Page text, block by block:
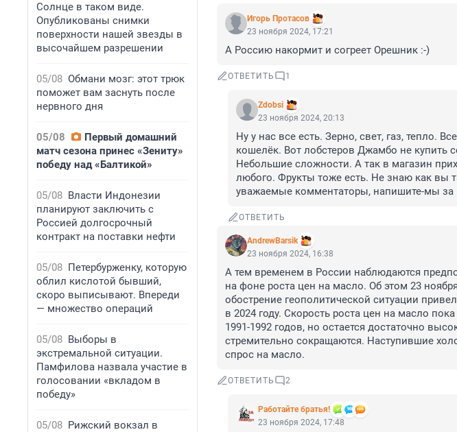
Солнце в таком виде.
Опубликованы снимки
поверхности нашей звезды в
высочайшем разрешении
05/08 Обмани мозг: этот трюк
поможет вам заснуть после
нервного дня
05/08
Первый домашний
матч сезона принес «Зениту»
победу над «Балтикой»
05/08 Власти Индонезии
планируют заключить с
Россией долгосрочный
контракт на поставки нефти
05/08 Петербурженку, которую
облил кислотой бывший,
скоро выписывают. Впереди
— множество операций
05/08 Выборы в
экстремальной ситуации.
Памфилова назвала участие в
голосовании «вкладом в
победу»
05/08 Рижский вокзал в
Игорь Протасов
23 ноября 2024, 17:21
А Россию накормит и согреет Орешник :-)
ОТВЕТИТЬ 1
Zdobsi
23 ноября 2024, 20:13
Ну у нас все есть. Зерно, свет, газ, тепло.
кошелёк. Вот лобстеров Джамбо не купить
Небольшие сложности. А так в магазин
любого. Фрукты тоже есть. Не знаю как вы
уважаемые комментаторы, напишите-мы за
ОТВЕТИТЬ
AndrewBarsik
23 ноября 2024, 16:38
А тем временем в России наблюдаются
на фоне роста цен на масло. Об этом 23
обострение геополитической ситуации
в 2024 году. Скорость роста цен на масло
1991-1992 годов, но остается достаточно
стремительно сокращаются. Наступившие
спрос на масло.
ОТВЕТИТЬ 2
Работайте братья!
23 ноября 2024, 17:48